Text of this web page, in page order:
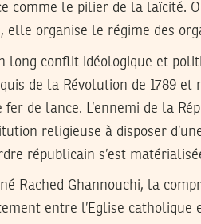
comme le pilier de la laïcité.
elle organise le régime des
long conflit idéologique et
de la Révolution de 1789 et
fer de lance. L’ennemi de la
religieuse à disposer
républicain s’est
Rached Ghannouchi, la
entre l’Eglise catholique